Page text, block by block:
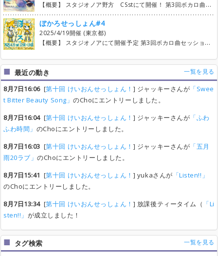
【概要】 スタジオノア野方 CSstにて開催！ 第3回ボカロ曲セッションイベントになります。 ボカロP関連の楽曲もあり！ 例）星街すいせい・P丸様 など 楽曲によっては再現の難しい曲もありますが、 バンド編成にてセッションを楽しむことが目的なので お気軽に好きな曲へエントリーしていただければと思います。 ※一部楽曲はエントリー状況で同期音源を作成する予定です。 (Gt1＝Lead Gt2＝Backing) 初心者の方、初めましての方も大歓迎です。 高校生の方は参加費1,200円です。（学生証のご掲示に限り） お友達引き連れても大歓迎！ 見学のみも可能です。（見学者は無料。自己紹介に見学の旨をコメントお願い致します。） 是非ご参加お待ちしております。 掲示板（自己紹介）交流の際はご自由にお使いください。 セッションの模様は参加者限定視聴にてYoutubeLiveを行います。 参加費用のお支払いは現金またはpaypayにて 当日、点呼の際に回収いたします。 【詳細】 6/1 エントリー開始（1人3曲） 6/22上限曲数解放 （1人5曲） 7/6 上限曲数解放 無制限 【スケジュール】 12:15〜12:30 集合 13:00〜17:00 セッション 17:00〜17:45 バラシ 18:00〜 打ち上げ（参加自由）
ぼかろせっしょん#4
2025/4/19開催 (東京都)
【概要】 スタジオノアにて開催予定 第3回ボカロ曲セッションイベントになります。 ボカロP関連の楽曲もあり！ 例）星街すいせい・P丸様 など 楽曲によっては再現の難しい曲もありますが、 バンド編成にてセッションを楽しむことが目的なので お気軽に好きな曲へエントリーしていただければと思います。 ※一部楽曲はエントリー状況で同期音源を作成する予定です。 (Gt1＝Lead Gt2＝Backing) 初心者の方、初めましての方も大歓迎です。 高校生の方は参加費1,500円です。（学生証のご掲示に限り） お友達引き連れても大歓迎！ 見学のみも可能です。（見学者は無料。自己紹介に見学の旨をコメントお願い致します。） 是非ご参加お待ちしております。 掲示板（自己紹介）交流の際はご自由にお使いください。 セッションの模様は参加者限定視聴にてYoutubeLiveを行います。 また、後日収録した音声・映像を編集し1曲ごとの動画を再生リストにし共有もいたします。 参加費用のお支払いは現金またはpaypayにて 当日、点呼の際に回収いたします。 【詳細】 1/18（土） エントリー開始（1人3曲） 2/22（土）上限曲数解放 （1人5曲） 3/15（土）上限曲数解放 無制限 【スケジュール予定】 11:00〜12:00 集合 11:45～12:00 サウンドチェック（1曲目メンバー） 12:00〜18:10 セッション 18:10〜19:00 バラシ 19:00〜 打ち上げ（参加自由）
最近の動き 一覧を見る
8月7日16:06[第十回 けいおんせっしょん！ ] ジャッキーさんが 「Swee
t Bitter Beauty Song」のChoにエントリーしました。
8月7日16:04[第十回 けいおんせっしょん！ ] ジャッキーさんが 「ふわ
ふわ時間」 のChoにエントリーしました。
8月7日16:03 [第十回 けいおんせっしょん！ ] ジャッキーさんが 「五月
雨20ラブ」のChoにエントリーしました。
8月7日15:41 [第十回 けいおんせっしょん！ ] yukaさんが 「Listen!!」
のChoにエントリーしました。
8月7日13:34[第十回 けいおんせっしょん！ ] 放課後ティータイム（ 「Li
sten!!」 が成立しました！
タグ検索 一覧を見る